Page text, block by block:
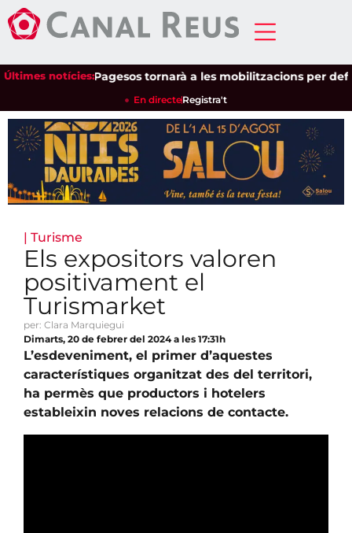
Últimes notícies:
Unió de Pagesos tornarà a les mobilitzacions per
En directeRegistra't
| Turisme
Els expositors valoren
positivament el
Turismarket
per: Clara Marquiegui
Dimarts, 20 de febrer del 2024 a les 17:31h
L’esdeveniment, el primer d’aquestes
característiques organitzat des del territori,
ha permès que productors i hotelers
estableixin noves relacions de contacte.